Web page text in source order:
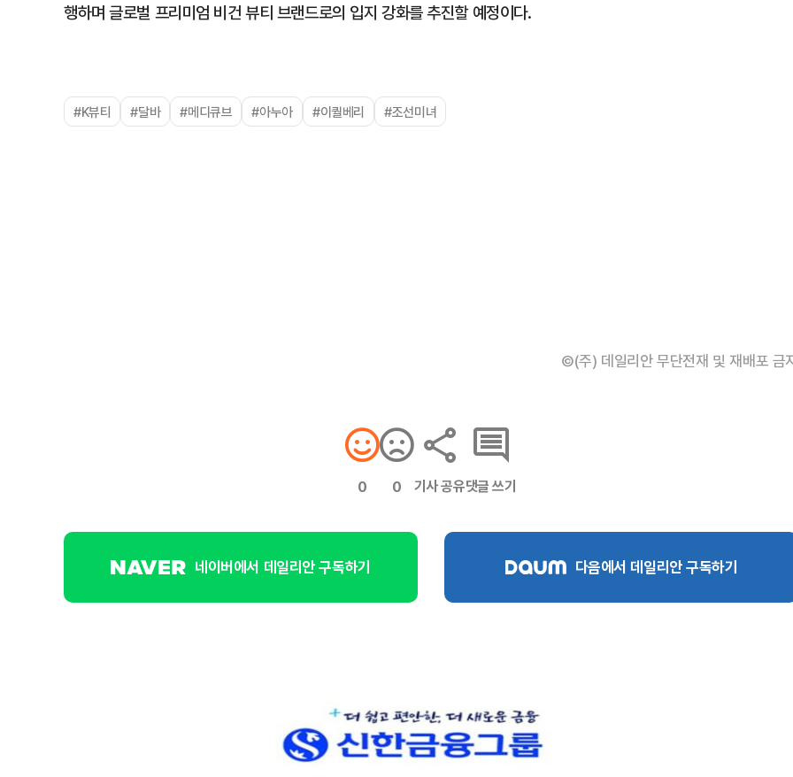
행하며 글로벌 프리미엄 비건 뷰티 브랜드로의 입지 강화를 추진할 예정이다.
#K뷰티 #달바 #메디큐브 #아누아 #이퀄베리 #조선미녀
©(주) 데일리안 무단전재 및 재배포 금
0 0 기사 공유댓글 쓰기
네이버에서 데일리안 구독하기 다음에서 데일리안 구독하기